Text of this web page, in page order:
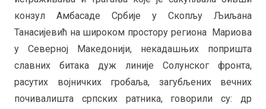
конзул Амбасаде Србије у Скопљу Љиљана
Танасијевић на широком простору региона Мариова
у Северној Македонији, некадашњих попришта
славних битака дуж линије Солунског фронта,
расутих војничких гробаља, загубљених вечних
почивалишта српских ратника, говорили су: др